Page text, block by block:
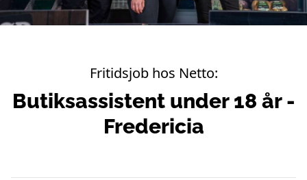
Fritidsjob hos Netto:
Butiksassistent under 18 år -
Fredericia